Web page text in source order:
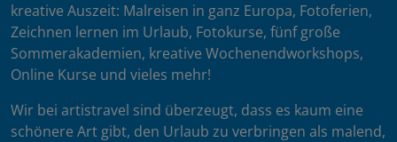
kreative Auszeit: Malreisen in ganz Europa, Fotoferien,
Zeichnen lernen im Urlaub, Fotokurse, fünf große
Sommerakademien, kreative Wochenendworkshops,
Online Kurse und vieles mehr!
Wir bei artistravel sind überzeugt, dass es kaum eine
schönere Art gibt, den Urlaub zu verbringen als malend,